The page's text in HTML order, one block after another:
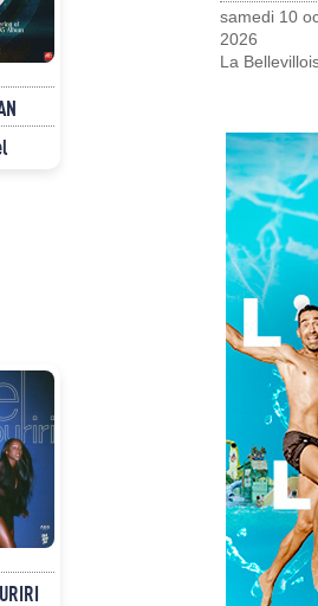
samedi 10
2026
La